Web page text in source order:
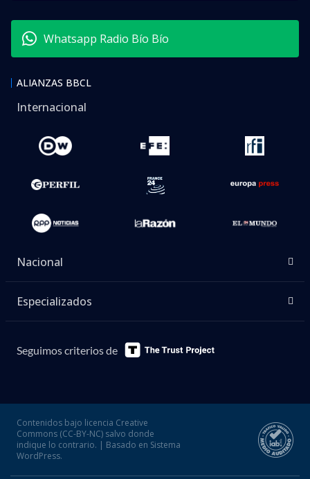
Whatsapp Radio Bío Bío
ALIANZAS BBCL
Internacional
Nacional
Especializados
Seguimos criterios de
Contenidos bajo licencia Creative
Commons (CC-BY-NC) salvo donde
indique lo contrario. | Basado en Sistema
WordPress.